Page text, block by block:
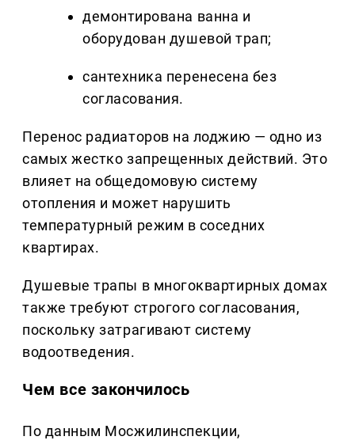
демонтирована ванна и
оборудован душевой трап;
сантехника перенесена без
согласования.
Перенос радиаторов на лоджию — одно из
самых жестко запрещенных действий. Это
влияет на общедомовую систему
отопления и может нарушить
температурный режим в соседних
квартирах.
Душевые трапы в многоквартирных домах
также требуют строгого согласования,
поскольку затрагивают систему
водоотведения.
Чем все закончилось
По данным Мосжилинспекции,